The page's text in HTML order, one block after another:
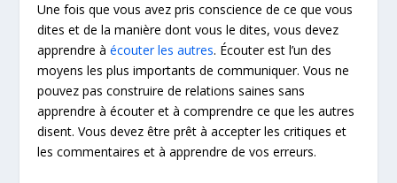
Une fois que vous avez pris conscience de ce que vous
dites et de la manière dont vous le dites, vous devez
apprendre àécouter les autres. Écouter est l’un des
moyens les plus importants de communiquer. Vous ne
pouvez pas construire de relations saines sans
apprendre à écouter et à comprendre ce que les autres
disent. Vous devez être prêt à accepter les critiques et
les commentaires et à apprendre de vos erreurs.